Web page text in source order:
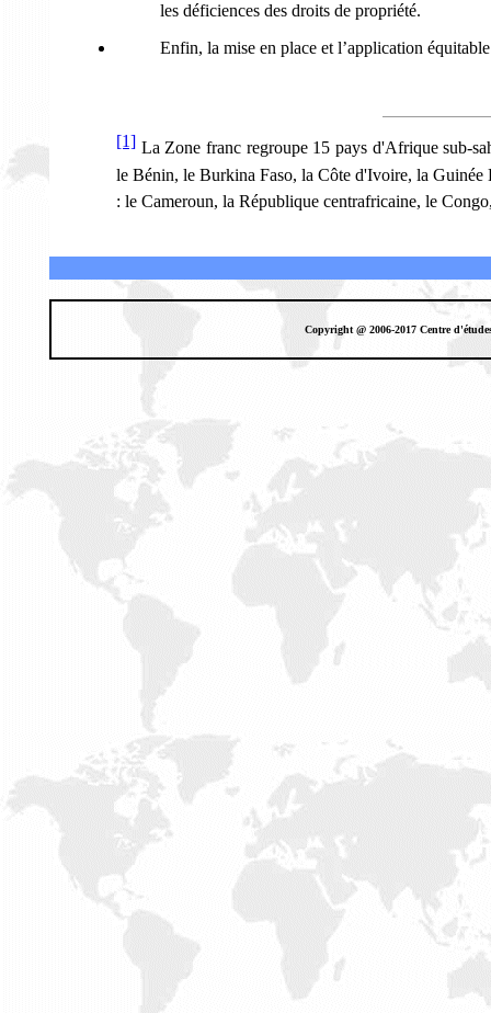
les déficiences des droits de propriété.
Enfin, la mise en place et l’application
[1] La Zone franc regroupe 15 pays d'Afrique sub-
le Bénin, le Burkina Faso, la Côte d'Ivoire, la
: le Cameroun, la République centrafricaine, le
Copyright @ 2006-2017 Centre